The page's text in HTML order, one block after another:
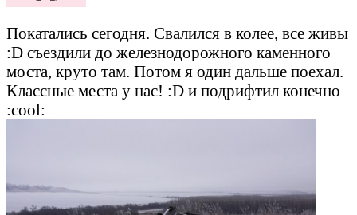
Покатались сегодня. Свалился в колее, все живы
:D съездили до железнодорожного каменного
моста, круто там. Потом я один дальше поехал.
Классные места у нас! :D и подрифтил конечно
:cool: